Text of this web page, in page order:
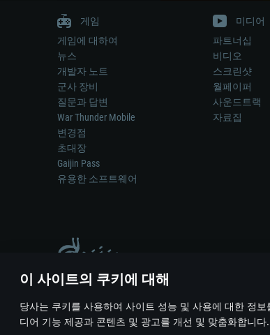
이 사이트의 쿠키에 대해
당사는 쿠키를 사용하여 사이트 성능 및 사용에 대한 정
디어 기능 제공과 콘텐츠 및 광고를 개선 및 맞춤화합니다.
게임
게임에 대하여
뉴스
개발자 노트
군사 장비
질문과 답변
War Thunder Mobile
변경점
초대장
Gaijin Pass
유용한 소프트웨어
미디어
파트너십
비디오
스크린샷
월페이퍼
사운드트랙
자료집
게임 에서 어떠한 현실의 무기나 차량을 묘사하
© 2011—2026 Gaijin Games Kft. All trademarks, logos
이용 약관 이용